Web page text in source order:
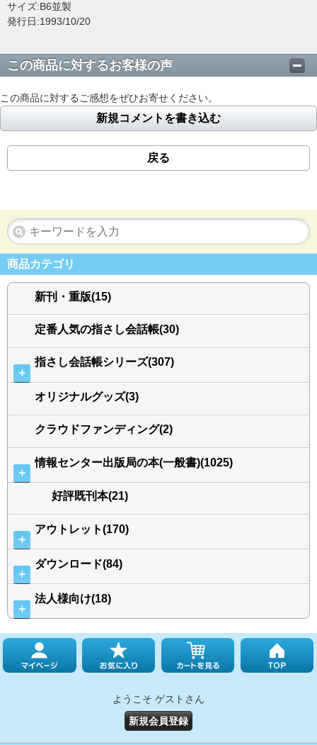
サイズ:B6並製
発行日:1993/10/20
この商品に対するお客様の声
この商品に対するご感想をぜひお寄せください。
新規コメントを書き込む
戻る
商品カテゴリ
新刊・重版(15)
定番人気の指さし会話帳(30)
＋
指さし会話帳シリーズ(307)
オリジナルグッズ(3)
クラウドファンディング(2)
＋
情報センター出版局の本(一般書)(1025)
好評既刊本(21)
＋
アウトレット(170)
＋
ダウンロード(84)
＋
法人様向け(18)
ようこそ ゲストさん
新規会員登録